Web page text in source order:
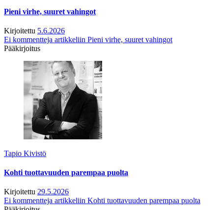
Pieni virhe, suuret vahingot
Kirjoitettu 5.6.2026
Ei kommentteja artikkeliin Pieni virhe, suuret vahingot
Pääkirjoitus
Tapio Kivistö
Kohti tuottavuuden parempaa puolta
Kirjoitettu 29.5.2026
Ei kommentteja artikkeliin Kohti tuottavuuden parempaa puolta